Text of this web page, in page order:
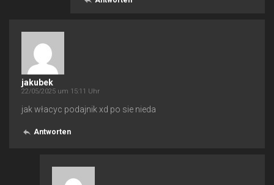
jakubek
22/05/2025 um 15:11 Uhr
jak włacyc podajnik xd po sie nieda
Antworten